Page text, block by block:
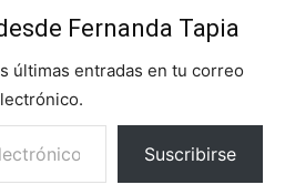
Fernanda Tapia
últimas entradas en tu correo
Suscribirse